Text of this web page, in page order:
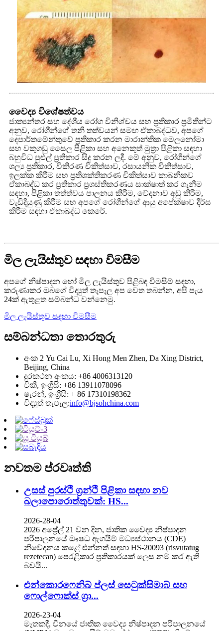
වෛද්‍ය විශේෂත්වය
ජාත්‍යන්තර සහ දේශීය රෝග විනිශ්චය සහ ප්‍රතිකාර ප්‍රමිතීන්ට
අනුව, රෝගීන්ගේ තනි තත්වයන් සමඟ ඒකාබද්ධව, අපගේ
දෙපාර්තමේන්තුවේ ප්‍රතිකාර කරන මාරාන්තික මෙලනෝමා
සහ වකුගඩු සෛල පිළිකා සහ අනෙකුත් මුත්‍රා පිළිකා සඳහා
බහුවිධ පුළුල් ප්‍රතිකාර සිදු කරන ලදී. මේ අනුව, රෝගීන්ගේ
ශල්‍ය ප්‍රතිකාර, විකිරණ චිකිත්සාව, රසායනික චිකිත්සාව,
ඉලක්ක කිරීම සහ ප්‍රතිශක්තිකරණ චිකිත්සාව කාබනිකව
ඒකාබද්ධ කර ප්‍රතිකාර ප්‍රශස්තිකරණය සාක්ෂාත් කර ගැනීම
සඳහා, පිළිකා තත්ත්වය පාලනය කිරීම, වේදනාව අඩු කිරීම,
වැඩිදියුණු කිරීම සහ අපගේ රෝගීන්ගේ ආයු අපේක්ෂාව දීර්ඝ
කිරීම සඳහා ඒකාබද්ධ කෙරේ.
මිල ලැයිස්තුව සඳහා විමසීම
අපගේ නිෂ්පාදන හෝ මිල ලැයිස්තුව පිළිබඳ විමසීම් සඳහා,
කරුණාකර ඔබගේ විද්‍යුත් තැපෑල අප වෙත තබන්න, අපි පැය
24ක් ඇතුළත සම්බන්ධ වන්නෙමු.
මිල ලැයිස්තුව සඳහා විමසීම
සම්බන්ධතා තොරතුරු
අංක 2 Yu Cai Lu, Xi Hong Men Zhen, Da Xing District,
Beijing, China
දුරකථන අංකය: +86 4006313120
විකී, ඉංග්‍රීසි: +86 13911078096
ෂැරන්, ඉංග්‍රීසි: + 86 17310198362
විද්‍යුත් තැපෑල:info@bjsohchina.com
නවතම ප්රවෘත්ති
උසස් පුරස්ථි ග්‍රන්ථි පිළිකා සඳහා නව
බලාපොරොත්තුවක්: HS...
2026-28-04
2026 අප්‍රේල් 21 වන දින, ජාතික වෛද්‍ය නිෂ්පාදන
පරිපාලනයේ ඖෂධ ඇගයීම් මධ්‍යස්ථානය (CDE)
නිවේදනය කළේ එන්නත් සඳහා HS-20093 (risvutatug
rezetecan) පෙරළිකාර ප්‍රතිකාරයක් ලෙස නම් කර ඇති
බවයි...
එන්කොරෆෙනිබ් ප්ලස් සෙටුක්සිමාබ් සහ
ෆොල්ෆොක්ස් ග්‍රා...
2026-23-04
මෑතකදී, චීනයේ ජාතික වෛද්‍ය නිෂ්පාදන පරිපාලනයේ